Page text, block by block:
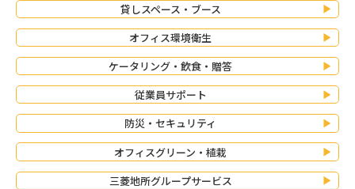
貸しスペース・ブース
オフィス環境衛生
ケータリング・飲食・贈答
従業員サポート
防災・セキュリティ
オフィスグリーン・植栽
三菱地所グループサービス